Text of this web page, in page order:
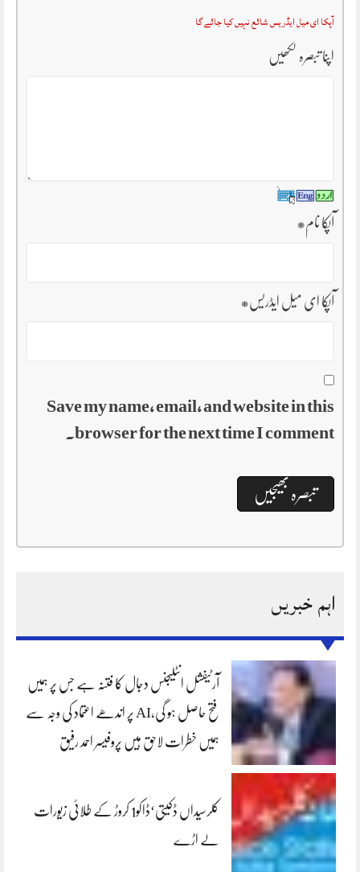
آپکا ای میل ایڈریس شائع نہیں کیا جائے گا
اپنا تبصرہ لکھیں
آپکا نام*
آپکا ای میل ایڈریس*
Save my name, email, and website in this
browser for the next time I comment.
اہم خبریں
آرٹیفشل انٹلیجنس دجال کا فتنہ ہے جس پر ہمیں
فتح حاصل ہو گی،AI پر اندھے اعتماد کی وجہ سے
ہمیں خطرات لاحق ہیں پروفیسر احمد رفیق
کلرسیداں ڈکیتی‘ڈاکو1 کروڑ کے طلائی زیورات
لے اڑے